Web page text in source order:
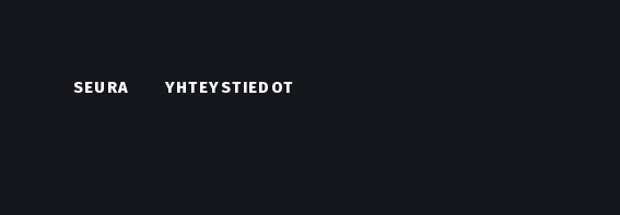
SEURA YHTEYSTIEDOT